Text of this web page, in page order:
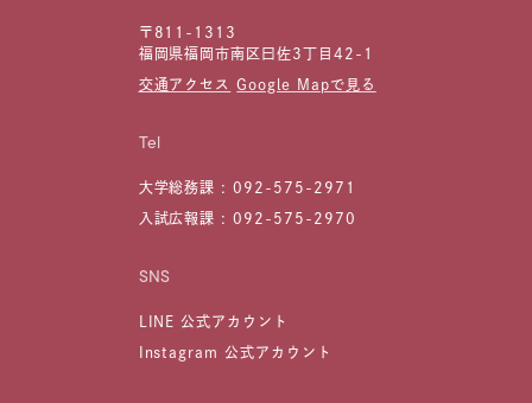
〒811-1313
福岡県福岡市南区曰佐3丁目42-1
交通アクセス Google Mapで見る
Tel
大学総務課 :092-575-2971
入試広報課 :092-575-2970
SNS
LINE 公式アカウント
Instagram 公式アカウント